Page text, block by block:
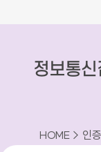
정보통
HOME > 인